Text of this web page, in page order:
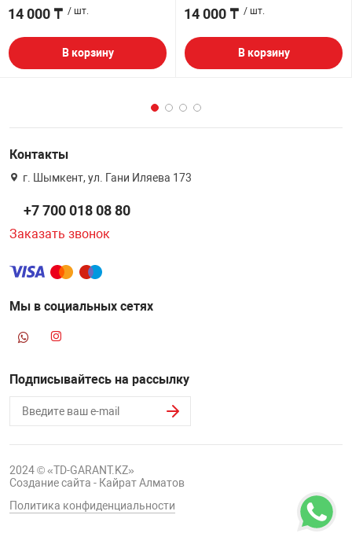
14 000 ₸ / шт.
В корзину
14 000 ₸ / шт.
В корзину
Контакты
г. Шымкент, ул. Гани Иляева 173
+7 700 018 08 80
Заказать звонок
Мы в социальных сетях
Подписывайтесь на рассылку
2024 © «TD-GARANT.KZ»
Создание сайта - Кайрат Алматов
Политика конфиденциальности